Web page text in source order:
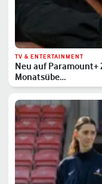
TV & ENTERTAINMENT
Neu auf
Monatsübe…